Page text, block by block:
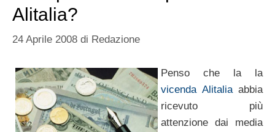
Alitalia?
24 Aprile 2008 di Redazione
Penso che la la
vicenda Alitaliaabbia
ricevuto più
attenzione dai media